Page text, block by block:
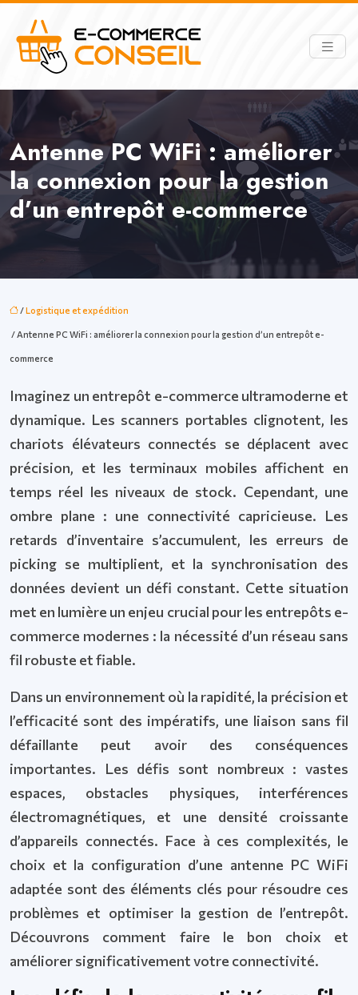
Antenne PC WiFi : améliorer
la connexion pour la gestion
d’un entrepôt e-commerce
/Logistique et expédition
/ Antenne PC WiFi : améliorer la connexion pour la gestion d’un entrepôt e-
commerce
Imaginez un entrepôt e-commerce ultramoderne et
dynamique. Les scanners portables clignotent, les
chariots élévateurs connectés se déplacent avec
précision, et les terminaux mobiles affichent en
temps réel les niveaux de stock. Cependant, une
ombre plane : une connectivité capricieuse. Les
retards d’inventaire s’accumulent, les erreurs de
picking se multiplient, et la synchronisation des
données devient un défi constant. Cette situation
met en lumière un enjeu crucial pour les entrepôts e-
commerce modernes : la nécessité d’un réseau sans
fil robuste et fiable.
Dans un environnement où la rapidité, la précision et
l’efficacité sont des impératifs, une liaison sans fil
défaillante peut avoir des conséquences
importantes. Les défis sont nombreux : vastes
espaces, obstacles physiques, interférences
électromagnétiques, et une densité croissante
d’appareils connectés. Face à ces complexités, le
choix et la configuration d’une antenne PC WiFi
adaptée sont des éléments clés pour résoudre ces
problèmes et optimiser la gestion de l’entrepôt.
Découvrons comment faire le bon choix et
améliorer significativement votre connectivité.